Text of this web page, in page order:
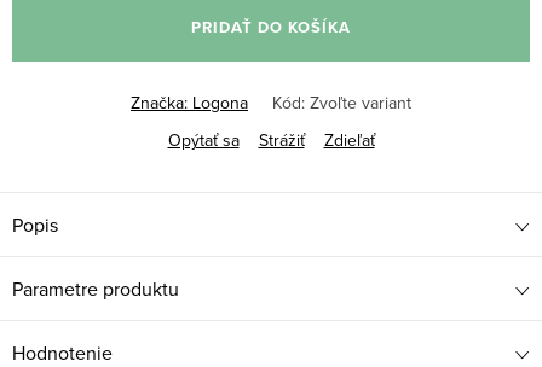
PRIDAŤ DO KOŠÍKA
Značka: Logona Kód: Zvoľte variant
Opýtať sa
Strážiť Zdieľať
Popis
Parametre produktu
Hodnotenie